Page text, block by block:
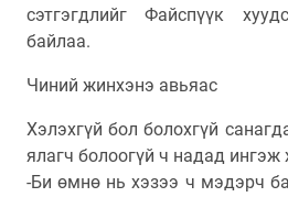
сэтгэгдлийг Файспүүк
байлаа.
Чиний жинхэнэ авьяас
Хэлэхгүй бол болохгүй
ялагч болоогүй ч надад
-Би өмнө нь хэзээ ч мэдэрч